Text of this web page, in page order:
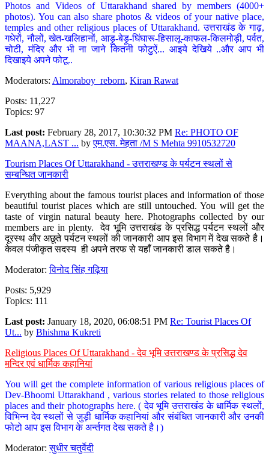
Photos and Videos of Uttarakhand shared by members (4000+
photos). You can also share photos & videos of your native place,
temples and other religious places of Uttarakhand. उत्तराखंड के गाढ़,
गधेरों, नौलों, खेत-खलिहानों, आड़ू-बेड़ू-घिंघारू-हिसालू-काफल-किलमोड़ी, पर्वत,
चोटी, मंदिर और भी ना जाने कितनी फोटुऐं... आइये देखिये ..और आप भी
दिखाइये अपने फोटू..
Moderators: Almoraboy_reborn, Kiran Rawat
Posts: 11,227
Topics: 97
Last post: February 28, 2017, 10:30:32 PM Re: PHOTO OF
MAANA,LAST ... byएम.एस. मेहता /M S Mehta 9910532720
Tourism Places Of Uttarakhand - उत्तराखण्ड के पर्यटन स्थलों से
सम्बन्धित जानकारी
Everything about the famous tourist places and information of those
beautiful tourist places which are still untouched. You will get the
taste of virgin natural beauty here. Photographs collected by our
members are in plenty. देव भूमि उत्तराखंड के प्रसिद्ध पर्यटन स्थलों और
दूरस्थ और अछूते पर्यटन स्थलों की जानकारी आप इस विभाग में देख सकते है।
केवल पंजीकृत सदस्य ही अपने तरफ से यहाँ जानकारी डाल सकते है।
Moderator:विनोद सिंह गढ़िया
Posts: 5,929
Topics: 111
Last post: January 18, 2020, 06:08:51 PM Re: Tourist Places Of
Ut... by Bhishma Kukreti
Religious Places Of Uttarakhand - देव भूमि उत्तराखण्ड के प्रसिद्ध देव
मन्दिर एवं धार्मिक कहानियां
You will get the complete information of various religious places of
Dev-Bhoomi Uttarakhand , various stories related to those religious
places and their photographs here. ( देव भूमि उत्तराखंड के धार्मिक स्थलों,
विभिन्न देव स्थलों से जुड़ी धार्मिक कहानियां और संबंधित जानकारी और उनकी
फोटो आप इस विभाग के अर्न्तगत देख सकते है।)
Moderator:सुधीर चतुर्वेदी